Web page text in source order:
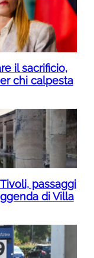
il sacrificio,
chi calpesta
passaggi
di Villa